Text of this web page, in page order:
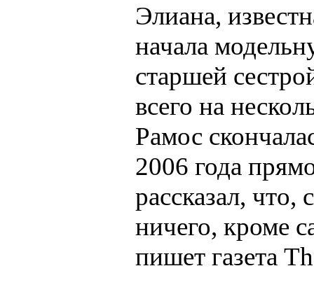
Элиана,
начала
старшей
всего на
Рамос
2006 года
рассказал, что,
ничего, кроме
пишет газета